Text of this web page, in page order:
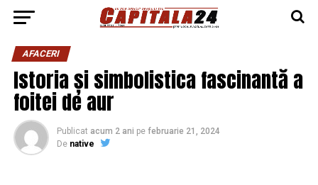
AFACERI
Istoria și simbolistica fascinantă a
foitei de aur
Publicat acum 2 ani pe februarie 21, 2024
De native